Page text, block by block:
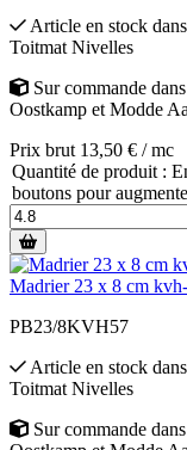
Article en stock dans
Toitmat Nivelles
Sur commande dans
Oostkamp et Modde
Prix brut 13,50 € / mc
Quantité de produit :
boutons pour
Madrier 23 x 8 cm
PB23/8KVH57
Article en stock dans
Toitmat Nivelles
Sur commande dans